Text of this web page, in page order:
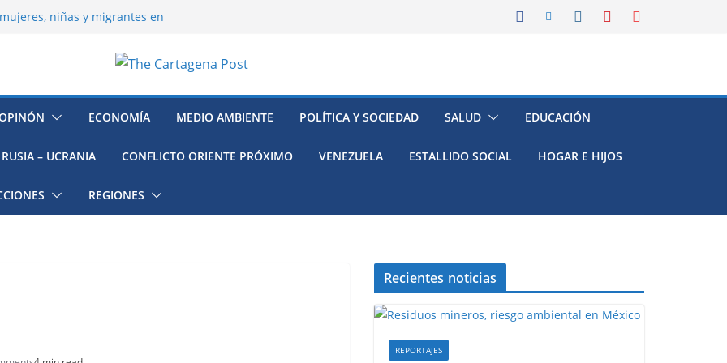
niñas y migrantes en
en México
la muerte de preso político en
ECONOMÍA MEDIO AMBIENTE POLÍTICA Y SOCIEDAD SALUD EDUCACIÓN
RUSIA – UCRANIA CONFLICTO ORIENTE PRÓXIMO VENEZUELA ESTALLIDO SOCIAL HOGAR E HIJOS
REGIONES
Recientes noticias
REPORTAJES